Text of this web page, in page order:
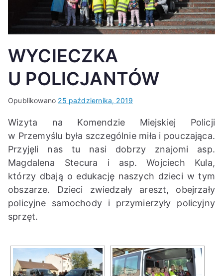
K
WYCIECZKA
U POLICJANTÓW
Opublikowano 25 października, 2019
Wizyta na Komendzie Miejskiej Policji
w Przemyślu była szczególnie miła i pouczająca.
Przyjęli nas tu nasi dobrzy znajomi asp.
Magdalena Stecura i asp. Wojciech Kula,
którzy dbają o edukację naszych dzieci w tym
obszarze. Dzieci zwiedzały areszt, obejrzały
policyjne samochody i przymierzyły policyjny
sprzęt.